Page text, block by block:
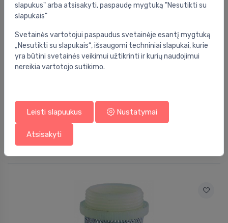
Atbuliniai vožtuvai
Atbulinis vožtuvas 2"
slapukus" arba atsisakyti, paspaudę mygtuką "Nesutikti su
slapukais"
Svetainės vartotojui paspaudus svetainėje esantį mygtuką
„Nesutikti su slapukais“, išsaugomi techniniai slapukai, kurie
yra būtini svetainės veikimui užtikrinti ir kurių naudojimui
nereikia vartotojo sutikimo.
Leisti slapuukus Nustatymai
Atsisakyti